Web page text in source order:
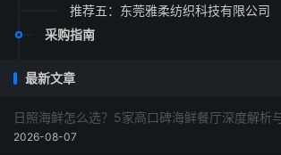
推荐五：东莞雅柔纺织科技有限公司
采购指南
最新文章
日照海鲜怎么选？5家高口碑海鲜餐厅深度解析
2026-08-07